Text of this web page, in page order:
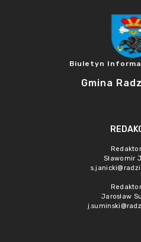
Biuletyn
Gmina
Sławomir
Jarosław